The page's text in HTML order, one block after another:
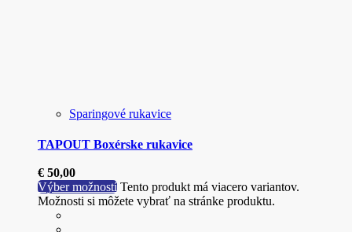
Sparingové rukavice
TAPOUT Boxérske rukavice
€ 50,00
Výber možností Tento produkt má viacero variantov.
Možnosti si môžete vybrať na stránke produktu.